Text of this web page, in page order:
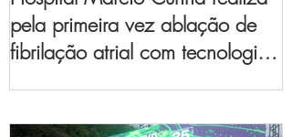
pela primeira vez ablação de
fibrilação atrial com tecnologia